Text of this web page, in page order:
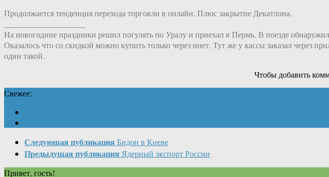
Продолжается тенденция перехода торговли в онлайн. Плюс закрытие Декатлона.
На новогодние праздники решил погулять по Уралу и приехал в Пермь. В поезде
Оказалось что со скидкой можно купить только через инет. Тут же у кассы заказал через
один такой.
Чтобы добавить
Свежее:
Следующая публикация Бидон в Киеве
Предыдущая публикация Ядерный экспорт России
Привет, гость!